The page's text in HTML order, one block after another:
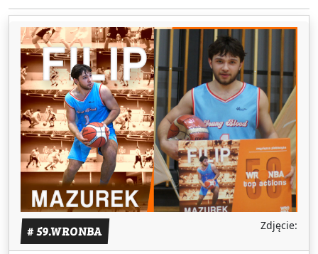
# 59.WRONBA Zdjęcie: